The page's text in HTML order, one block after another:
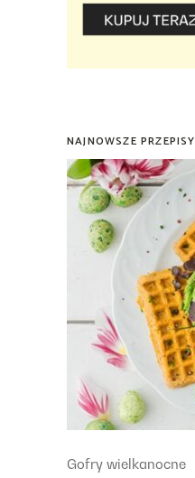
NAJNOWSZE PRZEPISY
Gofry wielkanocne